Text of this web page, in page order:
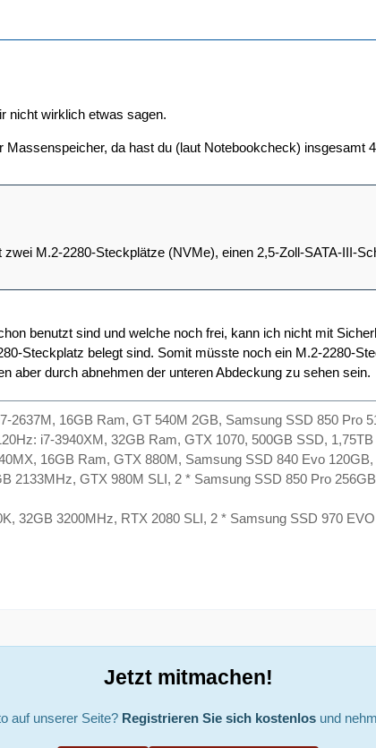
nicht wirklich etwas sagen.
Massenspeicher, da hast du (laut Notebookcheck) insgesamt
M.2-2280-Steckplätze (NVMe), einen 2,5-Zoll-SATA-III-
benutzt sind und welche noch frei, kann ich nicht mit
Steckplatz belegt sind. Somit müsste noch ein M.2-2280-
aber durch abnehmen der unteren Abdeckung zu sehen sein.
2637M, 16GB Ram, GT 540M 2GB, Samsung SSD 850 Pro
i7-3940XM, 32GB Ram, GTX 1070, 500GB SSD,
16GB Ram, GTX 880M, Samsung SSD 840 Evo
2133MHz, GTX 980M SLI, 2 * Samsung SSD 850 Pro
32GB 3200MHz, RTX 2080 SLI, 2 * Samsung SSD 970
Jetzt mitmachen!
auf unserer Seite? Registrieren Sie sich kostenlosund